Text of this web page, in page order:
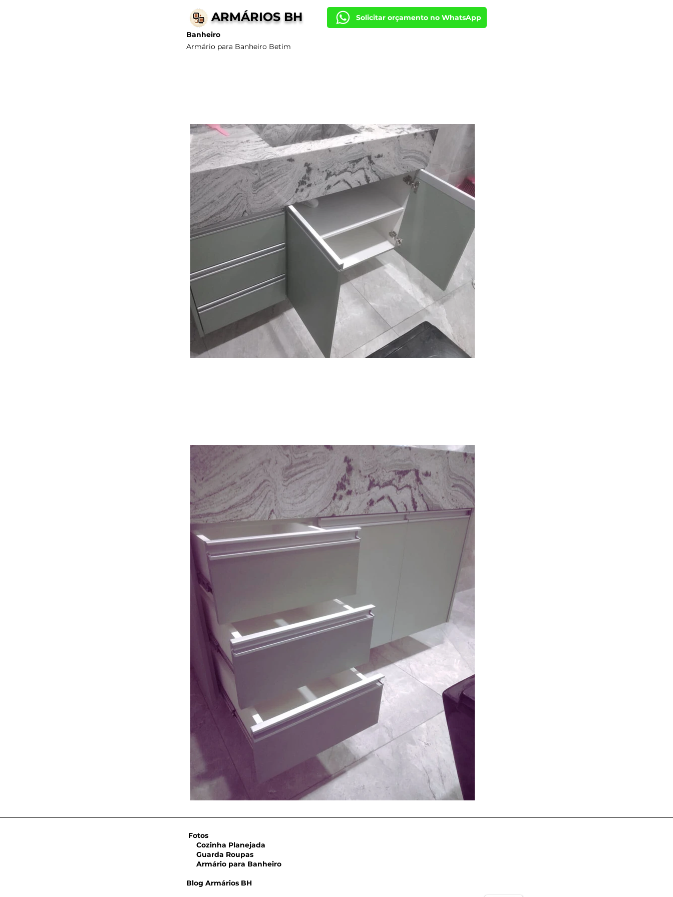
ARMÁRIOS BH
Solicitar orçamento no WhatsApp
Banheiro
Armário para Banheiro Betim
Fotos
Cozinha Planejada
Guarda Roupas
Armário para Banheiro
Blog Armários BH